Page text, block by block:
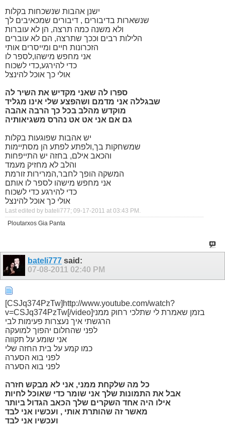
ישנן אהבות שנשכחות בקלות
שנשארות בדיבורים , דיבורים שמכאיבים לך
ולא משנה כמה תרצה, הן לא עוברות
הלילות רבים וככך שתרצה, הם לא עוברים
הזכרונות חיים ומייסרים אותי
אני מחפש מישהו,לספר לו
כדי להירגע,כדי לשכוח
אולי כך אוכל להינצל
ספרו לה שאני מקדיש את השיר לה
שבגללה אני מדמם ושהפצע שלי אינו מגליד
מוקדש מהלב בכל כך הרבה אהבה
גם אם אני אט אט נהרס משגיאותיה
יש אהבות שפוגעות בקלות
שמשחקות בך,ולפתע לפתע הן מסתיימות
והכאב אילם, בחזה יש התייפחות
והלב לא מחזיק מעמד
המשקה הופך לחבר,המרירות זורמת
אני מחפש מישהו לספר לו אותם
כדי להירגע כדי לשכוח
אולי כך אוכל להינצל
Last edited by bateli777; 09-17-2011 at 03:43 PM.
Ploutarxos Gia Panta
bateli777 said:
07-08-2011 02:40 PM
[CSJq374PzTw]http://www.youtube.com/watch?
v=CSJq374PzTw[/video]בזמן שאמרת לי שתלכי רחוק ממני
הרגשתי איך נעצרות פעימות לבי
לפני שהחלום יהפוך למועקה
אני שומע על תקווה
כמו קמע על בית החזה שלי
לפני בוא הסערה
לפני בוא הסערה
כל מה שלקחת ממני, אני לא מבקש חזרה
אבל את התמונות שלך אני שומר כדי שאוכל לחיות
אילו היה אחד השקרים שלך הכאב הגדול ביותר
מאשר זה שהותרת אותי , ועכשיו אני לבד
ועכשיו אני לבד